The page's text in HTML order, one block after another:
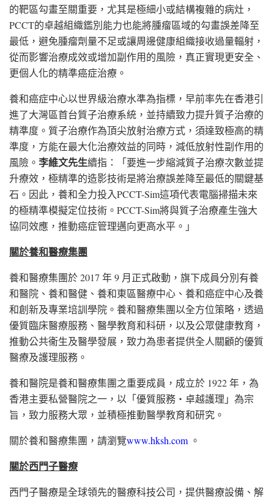
的靶區勾畫至關重要，尤其是極細小或結構複雜的病灶，
PCCT的卓越組織鑑別能力也能將腫瘤區域的勾畫誤差降至
最低，避免腫瘤劑量不足或讓周邊健康組織接收過量輻射，
從而影響治療成效或增加副作用的風險，真正實現更安全、
更個人化的精準癌症治療。
養和癌症中心以世界級治療水準為指標，早前率先在香港引
進了大灣區首台質子治療系統，並持續致力提升質子治療的
精準度。質子治療作為頂尖放射治療方式，須達致極高的精
準度，方能在最大化治療效益的同時，減低放射性副作用的
風險。 李維文先生續指：「要進一步縮減質子治療次數並提
升療效，極精準的造影技術是將治療誤差降至最低的關鍵基
石。因此，養和全力投入PCCT-Sim這項代表電腦掃描未來
的極精準模擬定位技術。PCCT-Sim將與質子治療產生強大
協同效應，推動癌症管理邁向更高水平。」
關於養和醫療集團
養和醫療集團於 2017 年 9 月正式啟動，旗下成員分別有養
和醫院、養和醫健、養和東區醫療中心、養和癌症中心及養
和創新及專業培訓學院。養和醫療集團以全方位策略，透過
優質臨床醫療服務、醫學教育和科研，以及公眾健康教育，
推動公共衞生及醫學發展，致力為患者提供全人關顧的優質
醫療及護理服務。
養和醫院是養和醫療集團之重要成員，成立於 1922 年，為
香港主要私營醫院之一，以「優質服務‧卓越護理」為宗
旨，致力服務大眾，並積極推動醫學教育和研究。
關於養和醫療集團，請瀏覽www.hksh.com 。
關於西門子醫療
西門子醫療是全球領先的醫療科技公司，提供醫療設備、解